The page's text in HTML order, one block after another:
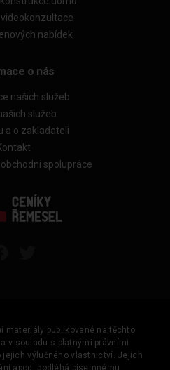
nabídek
o nás
našich služeb
služeb
a o zakladateli
spolupráce
materiály publikované na těchto
v souladu s platnými právními
jejich výlučného vlastnictví. Jejich